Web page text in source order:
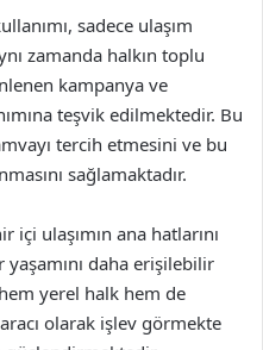
sadece ulaşım
zamanda halkın toplu
kampanya ve
teşvik edilmektedir. Bu
tercih etmesini ve bu
sağlamaktadır.
içi ulaşımın ana hatlarını
daha erişilebilir
yerel halk hem de
olarak işlev görmekte